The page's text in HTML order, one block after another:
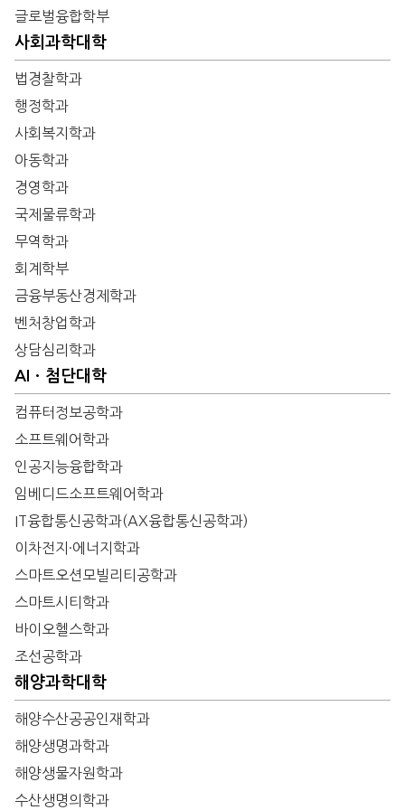
글로벌융합학부
사회과학대학
법경찰학과
행정학과
사회복지학과
아동학과
경영학과
국제물류학과
무역학과
회계학부
금융부동산경제학과
벤처창업학과
상담심리학과
AIㆍ첨단대학
컴퓨터정보공학과
소프트웨어학과
인공지능융합학과
임베디드소프트웨어학과
IT융합통신공학과(AX융합통신공학과)
이차전지·에너지학과
스마트오션모빌리티공학과
스마트시티학과
바이오헬스학과
조선공학과
해양과학대학
해양수산공공인재학과
해양생명과학과
해양생물자원학과
수산생명의학과